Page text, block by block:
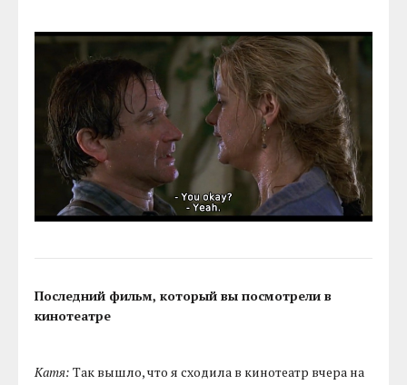
Последний фильм, который вы посмотрели в
кинотеатре
Катя: Так вышло, что я сходила в кинотеатр вчера на